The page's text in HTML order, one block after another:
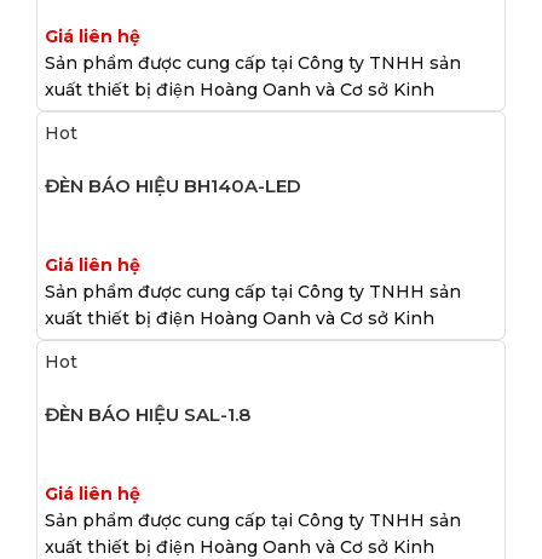
Giá liên hệ
Sản phẩm được cung cấp tại Công ty TNHH sản
xuất thiết bị điện Hoàng Oanh và Cơ sở Kinh
Hot
ĐÈN BÁO HIỆU BH140A-LED
Giá liên hệ
Sản phẩm được cung cấp tại Công ty TNHH sản
xuất thiết bị điện Hoàng Oanh và Cơ sở Kinh
Hot
ĐÈN BÁO HIỆU SAL-1.8
Giá liên hệ
Sản phẩm được cung cấp tại Công ty TNHH sản
xuất thiết bị điện Hoàng Oanh và Cơ sở Kinh